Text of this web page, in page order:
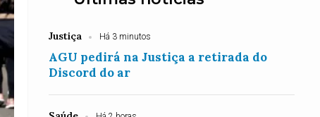
Justiça Há 3 minutos
AGU pedirá na Justiça a retirada do
Discord do ar